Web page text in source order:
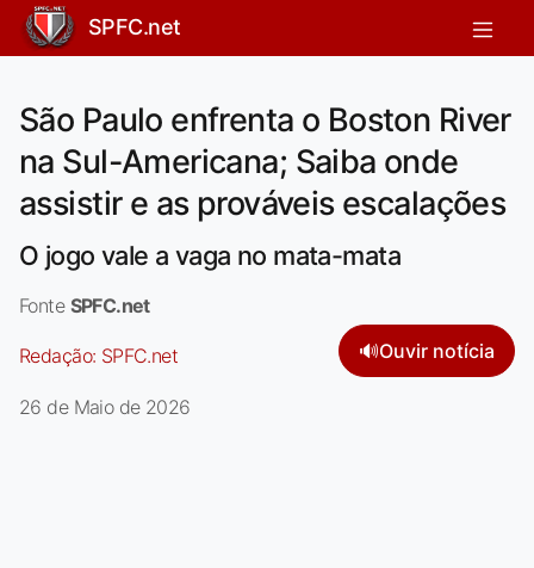
SPFC.net
São Paulo enfrenta o Boston River
na Sul-Americana; Saiba onde
assistir e as prováveis escalações
O jogo vale a vaga no mata-mata
Fonte SPFC.net
Redação: SPFC.net 🔊Ouvir notícia
26 de Maio de 2026